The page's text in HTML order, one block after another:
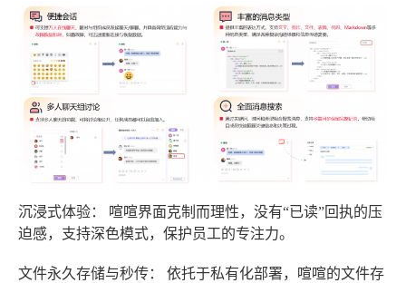
沉浸式体验：
喧喧界面克制而理性，没有“已读”回执的压
迫感，支持深色模式，保护员工的专注力。
文件永久存储与秒传：
依托于私有化部署，喧喧的文件存